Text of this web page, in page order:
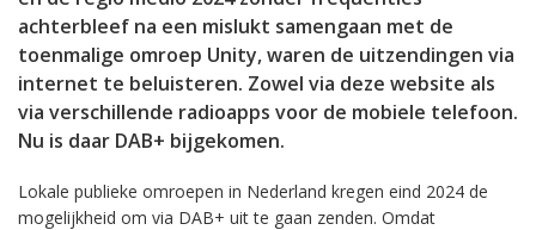
achterbleef na een mislukt samengaan met de
toenmalige omroep Unity, waren de uitzendingen via
internet te beluisteren. Zowel via deze website als
via verschillende radioapps voor de mobiele telefoon.
Nu is daar DAB+ bijgekomen.
Lokale publieke omroepen in Nederland kregen eind 2024 de
mogelijkheid om via DAB+ uit te gaan zenden. Omdat